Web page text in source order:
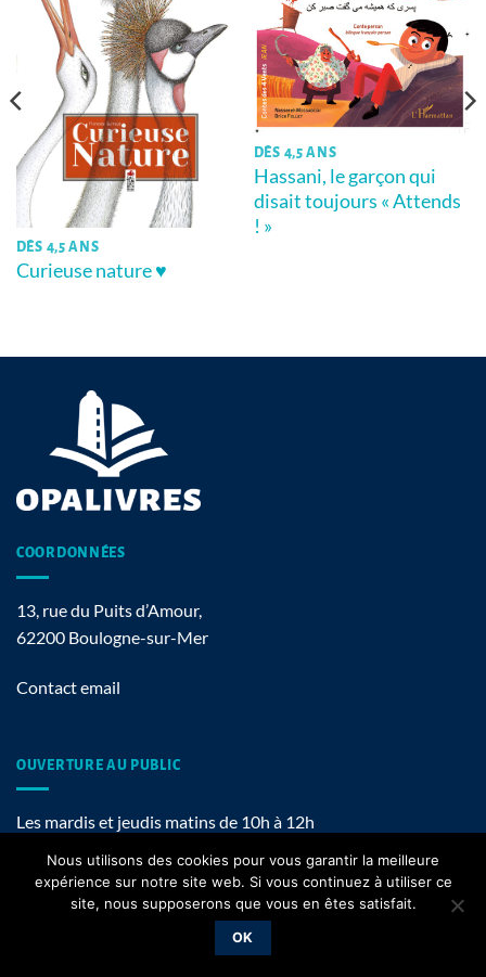
DÈS 4,5 ANS
Curieuse nature ♥
DÈS 4,5 ANS
Hassani, le garçon qui
disait toujours « Attends
! »
COORDONNÉES
13, rue du Puits d’Amour,
62200 Boulogne-sur-Mer
Contact email
OUVERTURE AU PUBLIC
Les mardis et jeudis matins de 10h à 12h
Mentions légales
Copyright 2026 ©
Nous utilisons des cookies pour vous garantir la meilleure
expérience sur notre site web. Si vous continuez à utiliser ce
site, nous supposerons que vous en êtes satisfait.
OK